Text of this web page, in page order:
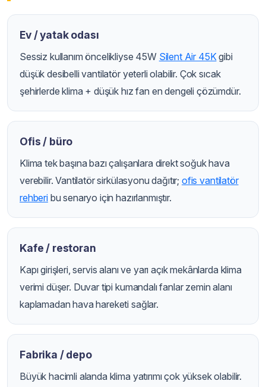
Ev / yatak odası
Sessiz kullanım öncelikliyse 45W Silent Air 45Kgibi
düşük desibelli vantilatör yeterli olabilir. Çok sıcak
şehirlerde klima + düşük hız fan en dengeli çözümdür.
Ofis / büro
Klima tek başına bazı çalışanlara direkt soğuk hava
verebilir. Vantilatör sirkülasyonu dağıtır; ofis vantilatör
rehberibu senaryo için hazırlanmıştır.
Kafe / restoran
Kapı girişleri, servis alanı ve yarı açık mekânlarda klima
verimi düşer. Duvar tipi kumandalı fanlar zemin alanı
kaplamadan hava hareketi sağlar.
Fabrika / depo
Büyük hacimli alanda klima yatırımı çok yüksek olabilir.